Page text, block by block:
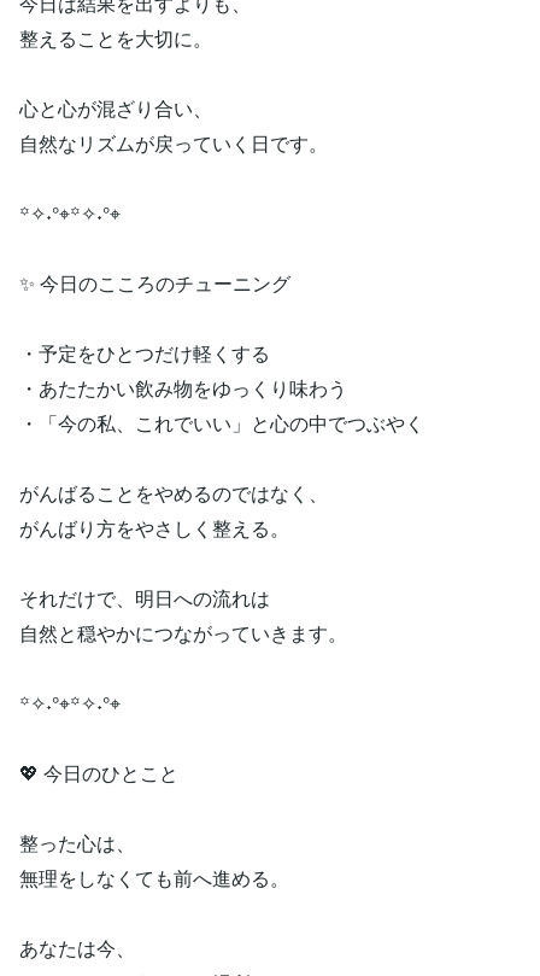
整えることを大切に。
心と心が混ざり合い、
自然なリズムが戻っていく日です。
꙳✧˖°⌖꙳✧˖°⌖
✨ 今日のこころのチューニング
・予定をひとつだけ軽くする
・あたたかい飲み物をゆっくり味わう
・「今の私、これでいい」と心の中でつぶやく
がんばることをやめるのではなく、
がんばり方をやさしく整える。
それだけで、明日への流れは
自然と穏やかにつながっていきます。
꙳✧˖°⌖꙳✧˖°⌖
💖 今日のひとこと
整った心は、
無理をしなくても前へ進める。
あなたは今、